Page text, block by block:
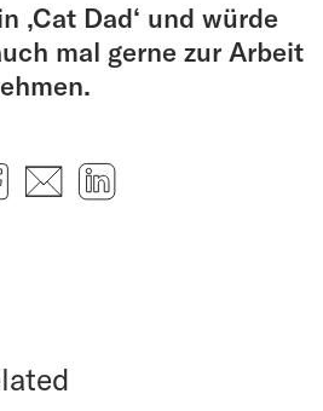
‚Cat Dad‘ und würde
mal gerne zur Arbeit
Facebook
E-mail